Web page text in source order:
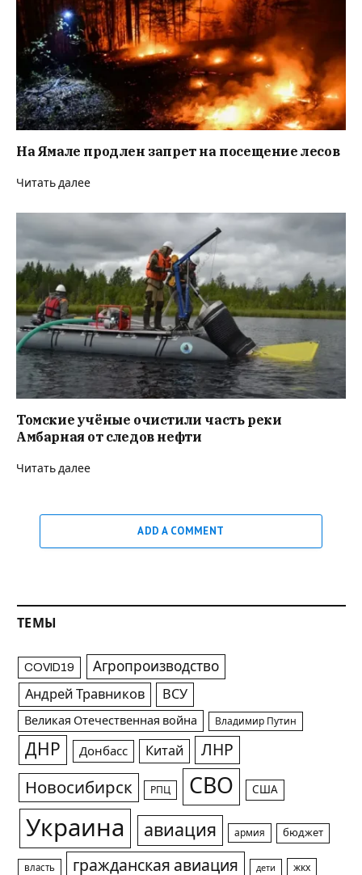
На Ямале продлен запрет на посещение лесов
Читать далее
Томские учёные очистили часть реки
Амбарная от следов нефти
Читать далее
ADD A COMMENT
ТЕМЫ
COVID19 Агропроизводство
Андрей Травников ВСУ
Великая Отечественная война Владимир Путин
ДНР Донбасс Китай ЛНР
Новосибирск РПЦ СВО США
Украина авиация армия бюджет
власть гражданская авиация дети жкх